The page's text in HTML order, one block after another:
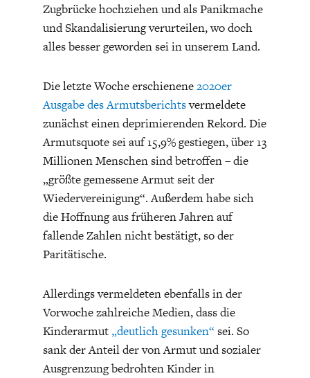
INDUSTRIEPOLITIK
CIRCULAR ECONOMY
ENERGIE & UMWELT
ENTWICKLUNGSPOLITIK
Zugbrücke hochziehen und als Panikmache
und Skandalisierung verurteilen, wo doch
alles besser geworden sei in unserem Land.
Die letzte Woche erschienene2020er
Ausgabe des Armutsberichtsvermeldete
zunächst einen deprimierenden Rekord. Die
Armutsquote sei auf 15,9% gestiegen, über 13
Millionen Menschen sind betroffen – die
„größte gemessene Armut seit der
Wiedervereinigung“. Außerdem habe sich
die Hoffnung aus früheren Jahren auf
fallende Zahlen nicht bestätigt, so der
Paritätische.
Allerdings vermeldeten ebenfalls in der
Vorwoche zahlreiche Medien, dass die
Kinderarmut „deutlich gesunken“ sei. So
sank der Anteil der von Armut und sozialer
Ausgrenzung bedrohten Kinder in